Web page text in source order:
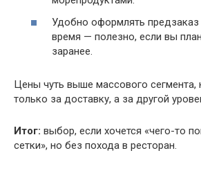
Удобно оформлять предзаказ
время — полезно, если вы
заранее.
Цены чуть выше массового сегмента,
только за доставку, а за другой
Итог: выбор, если хочется «чего-то
сетки», но без похода в ресторан.